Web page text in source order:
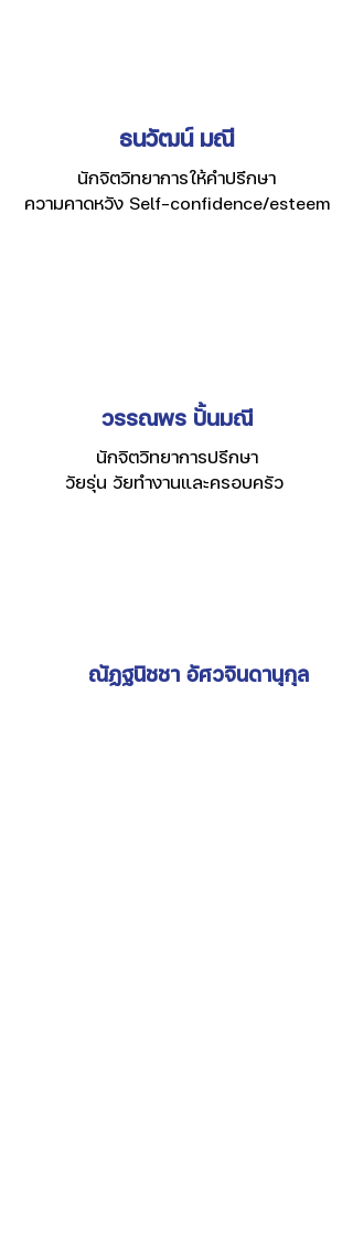
ธนวัฒน์ มณี
นักจิตวิทยาการให้คำปรึกษา
ความคาดหวัง Self-confidence/esteem
วรรณพร ปั้นมณี
นักจิตวิทยาการปรึกษา
วัยรุ่น วัยทำงานและครอบครัว
ณัฏฐนิชชา อัศวจินดานุกุล